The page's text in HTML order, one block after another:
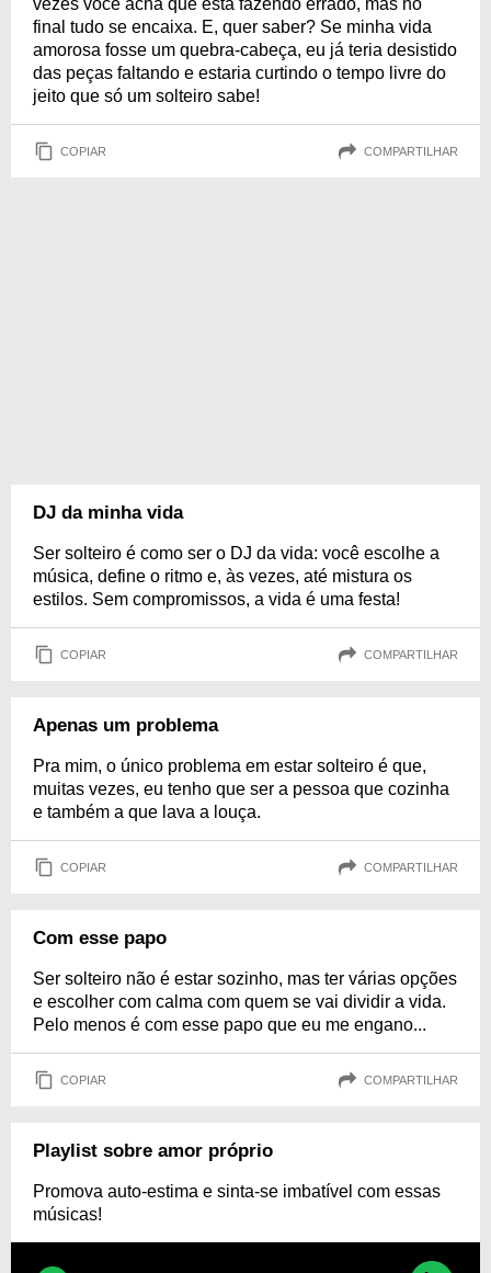
vezes você acha que está fazendo errado, mas no
final tudo se encaixa. E, quer saber? Se minha vida
amorosa fosse um quebra-cabeça, eu já teria desistido
das peças faltando e estaria curtindo o tempo livre do
jeito que só um solteiro sabe!
COPIAR COMPARTILHAR
DJ da minha vida
Ser solteiro é como ser o DJ da vida: você escolhe a
música, define o ritmo e, às vezes, até mistura os
estilos. Sem compromissos, a vida é uma festa!
COPIAR COMPARTILHAR
Apenas um problema
Pra mim, o único problema em estar solteiro é que,
muitas vezes, eu tenho que ser a pessoa que cozinha
e também a que lava a louça.
COPIAR COMPARTILHAR
Com esse papo
Ser solteiro não é estar sozinho, mas ter várias opções
e escolher com calma com quem se vai dividir a vida.
Pelo menos é com esse papo que eu me engano...
COPIAR COMPARTILHAR
Playlist sobre amor próprio
Promova auto-estima e sinta-se imbatível com essas
músicas!